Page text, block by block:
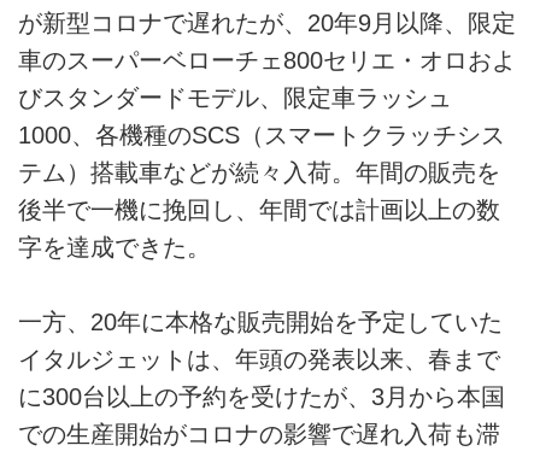
が新型コロナで遅れたが、20年9月以降、限定
車のスーパーベローチェ800セリエ・オロおよ
びスタンダードモデル、限定車ラッシュ
1000、各機種のSCS（スマートクラッチシス
テム）搭載車などが続々入荷。年間の販売を
後半で一機に挽回し、年間では計画以上の数
字を達成できた。
一方、20年に本格な販売開始を予定していた
イタルジェットは、年頭の発表以来、春まで
に300台以上の予約を受けたが、3月から本国
での生産開始がコロナの影響で遅れ入荷も滞